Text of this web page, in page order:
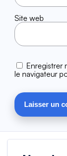
Site web
Enregistrer
le navigateur